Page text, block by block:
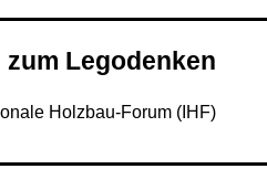
zum Legodenken
Holzbau-Forum (IHF)